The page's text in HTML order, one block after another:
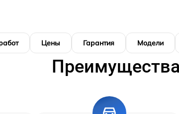
Цены Гарантия Модели